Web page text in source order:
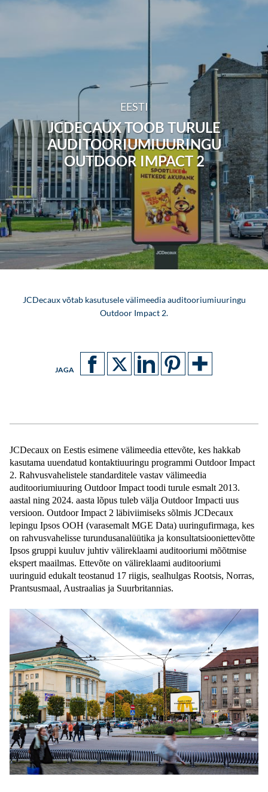
EESTI
JCDECAUX TOOB TURULE
AUDITOORIUMIUURINGU
OUTDOOR IMPACT 2
JCDecaux võtab kasutusele välimeedia auditooriumiuuringu
Outdoor Impact 2.
JAGA
JCDecaux on Eestis esimene välimeedia ettevõte, kes hakkab
kasutama uuendatud kontaktiuuringu programmi Outdoor Impact
2. Rahvusvahelistele standarditele vastav välimeedia
auditooriumiuuring Outdoor Impact toodi turule esmalt 2013.
aastal ning 2024. aasta lõpus tuleb välja Outdoor Impacti uus
versioon. Outdoor Impact 2 läbiviimiseks sõlmis JCDecaux
lepingu Ipsos OOH (varasemalt MGE Data) uuringufirmaga, kes
on rahvusvahelisse turundusanalüütika ja konsultatsiooniettevõtte
Ipsos gruppi kuuluv juhtiv välireklaami auditooriumi mõõtmise
ekspert maailmas. Ettevõte on välireklaami auditooriumi
uuringuid edukalt teostanud 17 riigis, sealhulgas Rootsis, Norras,
Prantsusmaal, Austraalias ja Suurbritannias.